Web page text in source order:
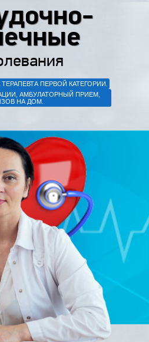
ПЕРВОЙ КАТЕГОРИИ.
АМБУЛАТОРНЫЙ ПРИЕМ,
НА ДОМ.